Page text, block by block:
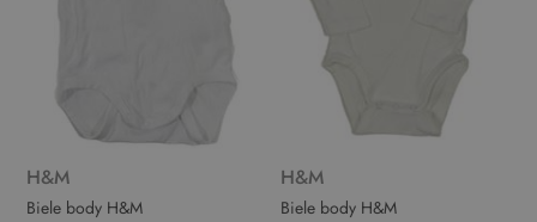
H&M
Biele body H&M
H&M
Biele body H&M